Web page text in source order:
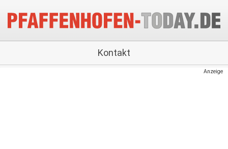
Kontakt
Anzeige